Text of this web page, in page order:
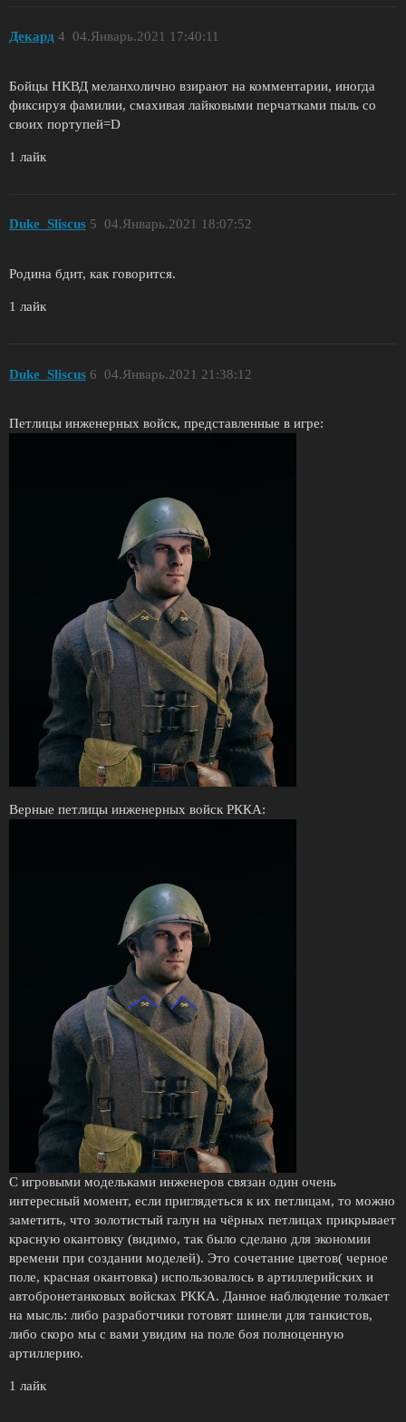
Декард 04.Январь.2021 17:40:11
4
Бойцы НКВД меланхолично взирают на комментарии, иногда
фиксируя фамилии, смахивая лайковыми перчатками пыль со
своих портупей=D
1 лайк
Duke_Sliscus 04.Январь.2021 18:07:52
5
Родина бдит, как говорится.
1 лайк
Duke_Sliscus 04.Январь.2021 21:38:12
6
Петлицы инженерных войск, представленные в игре:
Верные петлицы инженерных войск РККА:
С игровыми модельками инженеров связан один очень
интересный момент, если приглядеться к их петлицам, то можно
заметить, что золотистый галун на чёрных петлицах прикрывает
красную окантовку (видимо, так было сделано для экономии
времени при создании моделей). Это сочетание цветов( черное
поле, красная окантовка) использовалось в артиллерийских и
автобронетанковых войсках РККА. Данное наблюдение толкает
на мысль: либо разработчики готовят шинели для танкистов,
либо скоро мы с вами увидим на поле боя полноценную
артиллерию.
1 лайк